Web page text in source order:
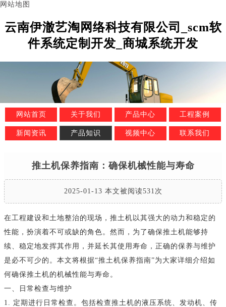
网站地图
云南伊澈艺淘网络科技有限公司_scm软
件系统定制开发_商城系统开发
网站首页 关于我们 产品中心 工程案例
新闻资讯 产品知识 视频中心 联系我们
推土机保养指南：确保机械性能与寿命
2025-01-13 本文被阅读531次
在工程建设和土地整治的现场，推土机以其强大的动力和稳定的
性能，扮演着不可或缺的角色。然而，为了确保推土机能够持
续、稳定地发挥其作用，并延长其使用寿命，正确的保养与维护
是必不可少的。本文将根据“推土机保养指南”为大家详细介绍如
何确保推土机的机械性能与寿命。
一、日常检查与维护
1. 定期进行日常检查。包括检查推土机的液压系统、发动机、传